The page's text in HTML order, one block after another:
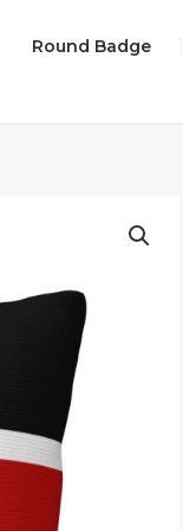
Round Badge